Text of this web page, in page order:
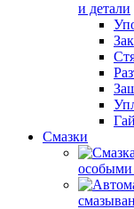
и детали
Смазки
особыми